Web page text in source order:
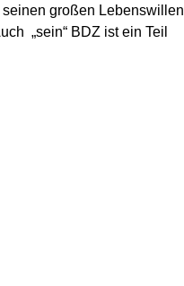
großen Lebenswillen
„sein“ BDZ ist ein Teil